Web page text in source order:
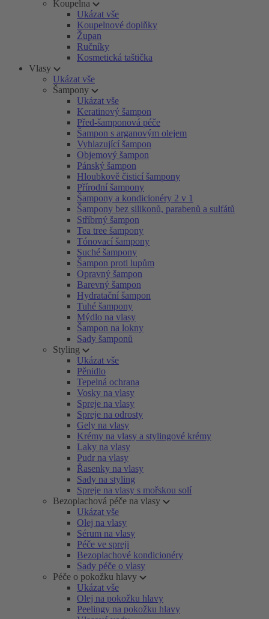
Koupelna
Ukázat vše
Koupelnové doplňky
Župan
Ručníky
Kosmetická taštička
Vlasy
Ukázat vše
Šampony
Ukázat vše
Keratinový šampon
Před-šamponová péče
Šampon s arganovým olejem
Vyhlazující šampon
Objemový šampon
Pánský šampon
Hloubkově čisticí šampony
Přírodní šampony
Šampony a kondicionéry 2 v 1
Šampony bez silikonů, parabenů a sulfátů
Stříbrný šampon
Tea tree šampony
Tónovací šampony
Suché šampony
Šampon proti lupům
Opravný šampon
Barevný šampon
Hydratační šampon
Tuhé šampony
Mýdlo na vlasy
Šampon na lokny
Sady šamponů
Styling
Ukázat vše
Pěnidlo
Tepelná ochrana
Vosky na vlasy
Spreje na vlasy
Spreje na odrosty
Gely na vlasy
Krémy na vlasy a stylingové krémy
Laky na vlasy
Pudr na vlasy
Řasenky na vlasy
Sady na styling
Spreje na vlasy s mořskou solí
Bezoplachová péče na vlasy
Ukázat vše
Olej na vlasy
Sérum na vlasy
Péče ve spreji
Bezoplachové kondicionéry
Sady péče o vlasy
Péče o pokožku hlavy
Ukázat vše
Olej na pokožku hlavy
Peelingy na pokožku hlavy